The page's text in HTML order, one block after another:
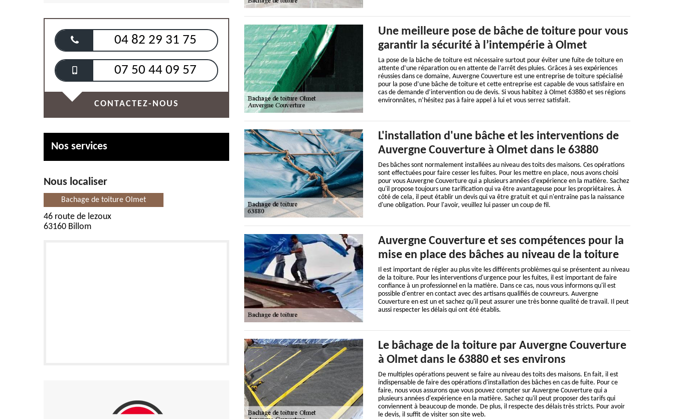
04 82 29 31 75
07 50 44 09 57
CONTACTEZ-NOUS
Nos services
Nous localiser
Bachage de toiture Olmet
46 route de lezoux
63160 Billom
Une meilleure pose de bâche de toiture pour vous
garantir la sécurité à l’intempérie à Olmet
La pose de la bâche de toiture est nécessaire surtout pour éviter une fuite de toiture en
attente d’une réparation ou en attente de l’arrêt des pluies. Grâces à ses expériences
réussies dans ce domaine, Auvergne Couverture est une entreprise de toiture spécialisé
pour la pose d’une bâche de toiture et cette entreprise est capable de vous satisfaire en
cas de demande d’intervention ou de devis. Si vous habitez à Olmet 63880 et ses régions
environnâtes, n’hésitez pas à faire appel à lui et vous serrez satisfait.
L'installation d'une bâche et les interventions de
Auvergne Couverture à Olmet dans le 63880
Des bâches sont normalement installées au niveau des toits des maisons. Ces opérations
sont effectuées pour faire cesser les fuites. Pour les mettre en place, nous avons choisi
pour vous Auvergne Couverture qui a plusieurs années d'expérience en la matière. Sachez
qu'il propose toujours une tarification qui va être avantageuse pour les propriétaires. À
côté de cela, il peut établir un devis qui va être gratuit et qui n'entraîne pas la naissance
d'une obligation. Pour l'avoir, veuillez lui passer un coup de fil.
Auvergne Couverture et ses compétences pour la
mise en place des bâches au niveau de la toiture
Il est important de régler au plus vite les différents problèmes qui se présentent au niveau
de la toiture. Pour les interventions d'urgence pour les fuites, il est important de faire
confiance à un professionnel en la matière. Dans ce cas, nous vous informons qu'il est
possible d'entrer en contact avec des artisans qualifiés de couvreurs. Auvergne
Couverture en est un et sachez qu'il peut assurer une très bonne qualité de travail. Il peut
aussi respecter les délais qui ont été établis.
Le bâchage de la toiture par Auvergne Couverture
à Olmet dans le 63880 et ses environs
De multiples opérations peuvent se faire au niveau des toits des maisons. En fait, il est
indispensable de faire des opérations d'installation des bâches en cas de fuite. Pour ce
faire, nous vous assurons que vous pouvez compter sur Auvergne Couverture qui a
plusieurs années d'expérience en la matière. Sachez qu'il peut proposer des tarifs qui
conviennent à beaucoup de monde. De plus, il respecte des délais très stricts. Pour avoir
le devis, il suffit de visiter son site web.